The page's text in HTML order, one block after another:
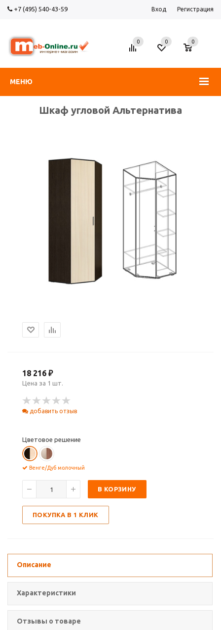
+7 (495) 540-43-59 Вход Регистрация
МЕНЮ
0 0
0
Шкаф угловой Альтернатива
18 216 ₽
Цена за 1 шт.
добавить отзыв
Цветовое решение
Венге/Дуб молочный
В КОРЗИНУ
ПОКУПКА В 1 КЛИК
Описание
Характеристики
Отзывы о товаре